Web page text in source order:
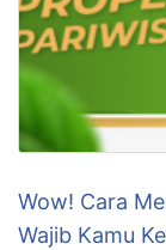
Wow! Cara
Wajib Kamu